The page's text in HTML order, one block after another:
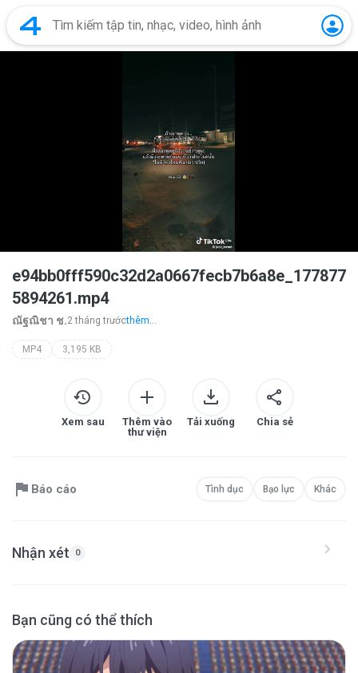
e94bb0fff590c32d2a0667fecb7b6a8e_177877
5894261.mp4
ณัฐณิชา ช.2 tháng trướcthêm...
MP4 3,195 KB
Xem sau
Thêm vào
thư viện
Tải xuống Chia sẻ
Báo cáo Tình dục Bạo lực Khác
Nhận xét 0
Bạn cũng có thể thích